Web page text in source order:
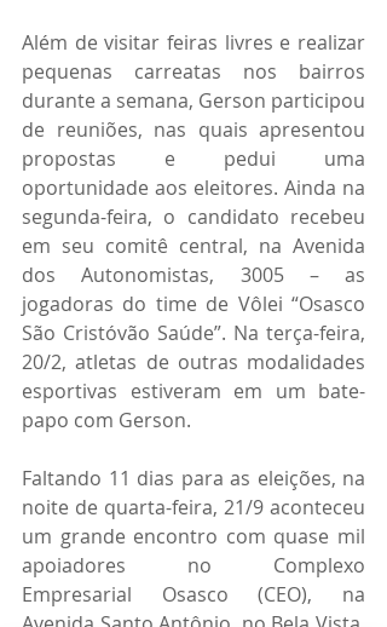
Além de visitar feiras livres e realizar
pequenas carreatas nos bairros
durante a semana, Gerson participou
de reuniões, nas quais apresentou
propostas e pedui uma
oportunidade aos eleitores. Ainda na
segunda-feira, o candidato recebeu
em seu comitê central, na Avenida
dos Autonomistas, 3005 – as
jogadoras do time de Vôlei “Osasco
São Cristóvão Saúde”. Na terça-feira,
20/2, atletas de outras modalidades
esportivas estiveram em um bate-
papo com Gerson.
Faltando 11 dias para as eleições, na
noite de quarta-feira, 21/9 aconteceu
um grande encontro com quase mil
apoiadores no Complexo
Empresarial Osasco (CEO), na